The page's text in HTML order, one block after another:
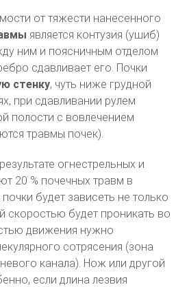
от тяжести нанесенного
является контузия (ушиб)
ним и поясничным отделом
сдавливает его. Почки
стенку, чуть ниже грудной
при сдавливании рулем
полости с вовлечением
травмы почек).
огнестрельных и
20 % почечных травм в
будет зависеть не только
скоростью будет проникать во
движения нужно
сотрясения (зона
канала). Нож или другой
если длина лезвия